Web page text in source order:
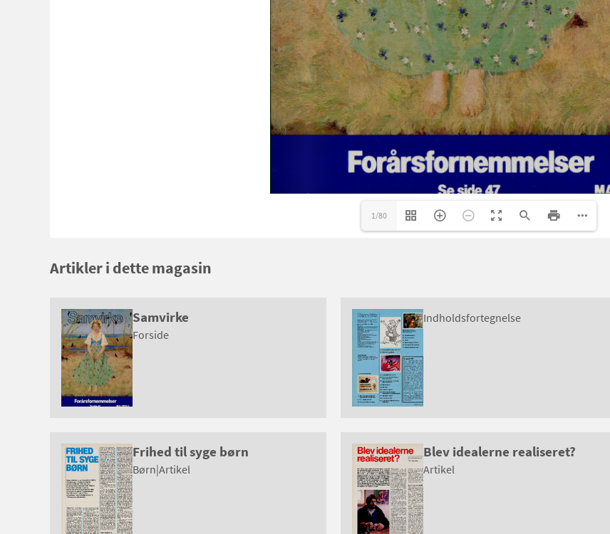
1/80
Artikler i dette magasin
Samvirke
Forside
Indholdsfortegnelse
Frihed til syge børn
Børn|Artikel
Blev idealerne realiseret?
Artikel